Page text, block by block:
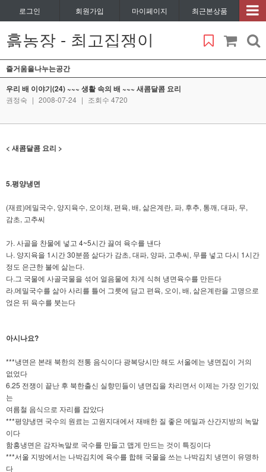
로그인 회원가입 마이페이지 최근본상품
흙농장 - 최고집쟁이
즐거움을나누는공간
우리 배 이야기(24) ~~~ 생활 속의 배 ~~~ 새콤달콤 요리
권정숙 | 2008-07-24 | 조회수 4720
< 새콤달콤 요리 >
5.평양냉면
(재료)메밀국수, 양지육수, 오이채, 편육, 배, 삶은계란, 파, 후추, 통깨, 대파, 무,
감초, 고추씨
가. 사골을 찬물에 넣고 4~5시간 끓여 육수를 낸다
나. 양지육을 1시간 30분쯤 삶다가 감초, 대파, 양파, 고추씨, 무를 넣고 다시 1시간
정도 은근한 불에 삶는다.
다.그 국물에 사골국물을 섞어 얼음물에 차게 식혀 냉면육수를 만든다
라.메밀국수를 삶아 사리를 틀어 그릇에 담고 편육, 오이, 배, 삶은계란을 고명으로
얹은 뒤 육수를 붓는다
아시나요?
***냉면은 본래 북한의 전통 음식이다 광복당시만 해도 서울에는 냉면집이 거의
없었다
6.25 전쟁이 끝난 후 북한출신 실향민들이 냉면집을 차리면서 이제는 가장 인기있
는
여름철 음식으로 자리를 잡았다
***평양냉면 국수의 원료는 고원지대에서 재배한 질 좋은 메밀과 산간지방의 녹말
이다
함흥냉면은 감자녹말로 국수를 만들고 맵게 만드는 것이 특징이다
***서울 지방에서는 나박김치에 육수를 합해 국물을 쓰는 나박김치 냉면이 유명하
다